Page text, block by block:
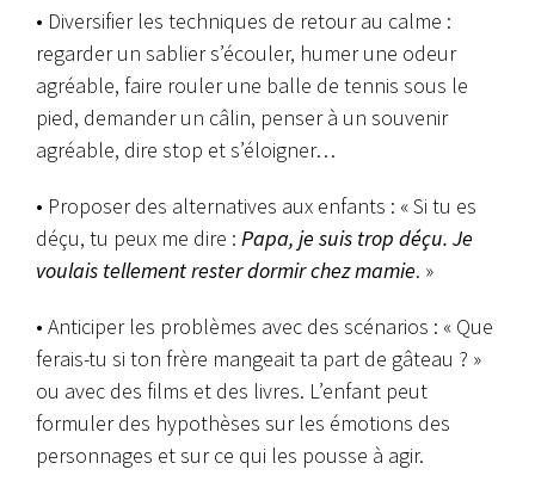
• Diversifier les techniques de retour au calme :
regarder un sablier s’écouler, humer une odeur
agréable, faire rouler une balle de tennis sous le
pied, demander un câlin, penser à un souvenir
agréable, dire stop et s’éloigner…
• Proposer des alternatives aux enfants : « Si tu es
déçu, tu peux me dire : Papa, je suis trop déçu. Je
voulais tellement rester dormir chez mamie. »
• Anticiper les problèmes avec des scénarios : « Que
ferais-tu si ton frère mangeait ta part de gâteau ? »
ou avec des films et des livres. L’enfant peut
formuler des hypothèses sur les émotions des
personnages et sur ce qui les pousse à agir.